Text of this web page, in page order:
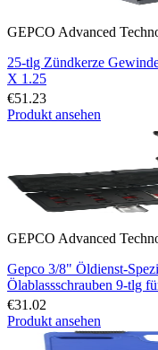
GEPCO Advanced
25-tlg Zündkerze
X 1.25
€51.23
Produkt ansehen
GEPCO Advanced
Gepco 3/8" Öldienst-
Ölablassschrauben 9-tlg
€31.02
Produkt ansehen